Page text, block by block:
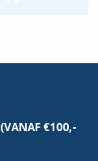
hoeveelheid
(VANAF €100,-